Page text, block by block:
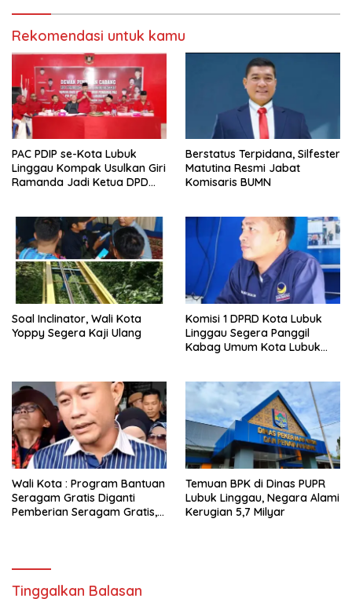
Rekomendasi untuk kamu
PAC PDIP se-Kota Lubuk
Linggau Kompak Usulkan Giri
Ramanda Jadi Ketua DPD
Berstatus Terpidana, Silfester
Matutina Resmi Jabat
Komisaris BUMN
Soal Inclinator, Wali Kota
Yoppy Segera Kaji Ulang
Komisi 1 DPRD Kota Lubuk
Linggau Segera Panggil
Kabag Umum Kota Lubuk
Wali Kota : Program Bantuan
Seragam Gratis Diganti
Pemberian Seragam Gratis,
Temuan BPK di Dinas PUPR
Lubuk Linggau, Negara Alami
Kerugian 5,7 Milyar
Tinggalkan Balasan